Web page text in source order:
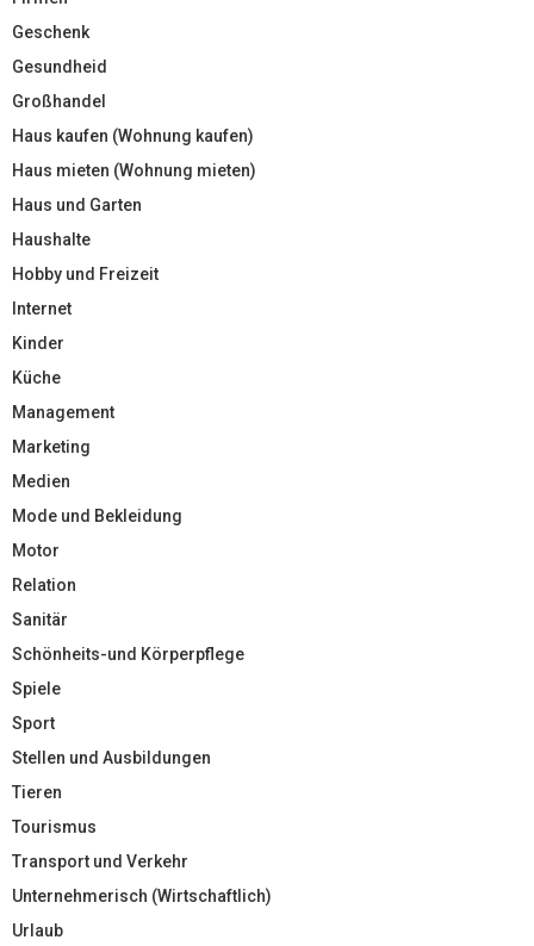
Geschenk
Gesundheid
Großhandel
Haus kaufen (Wohnung kaufen)
Haus mieten (Wohnung mieten)
Haus und Garten
Haushalte
Hobby und Freizeit
Internet
Kinder
Küche
Management
Marketing
Medien
Mode und Bekleidung
Motor
Relation
Sanitär
Schönheits-und Körperpflege
Spiele
Sport
Stellen und Ausbildungen
Tieren
Tourismus
Transport und Verkehr
Unternehmerisch (Wirtschaftlich)
Urlaub